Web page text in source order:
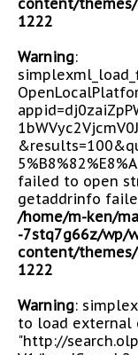
1222
Warning:
failed to open
getaddrinfo
/home/m-ken/
-7stq7g66z/wp/
content/
1222
Warning:
to load external
"http://